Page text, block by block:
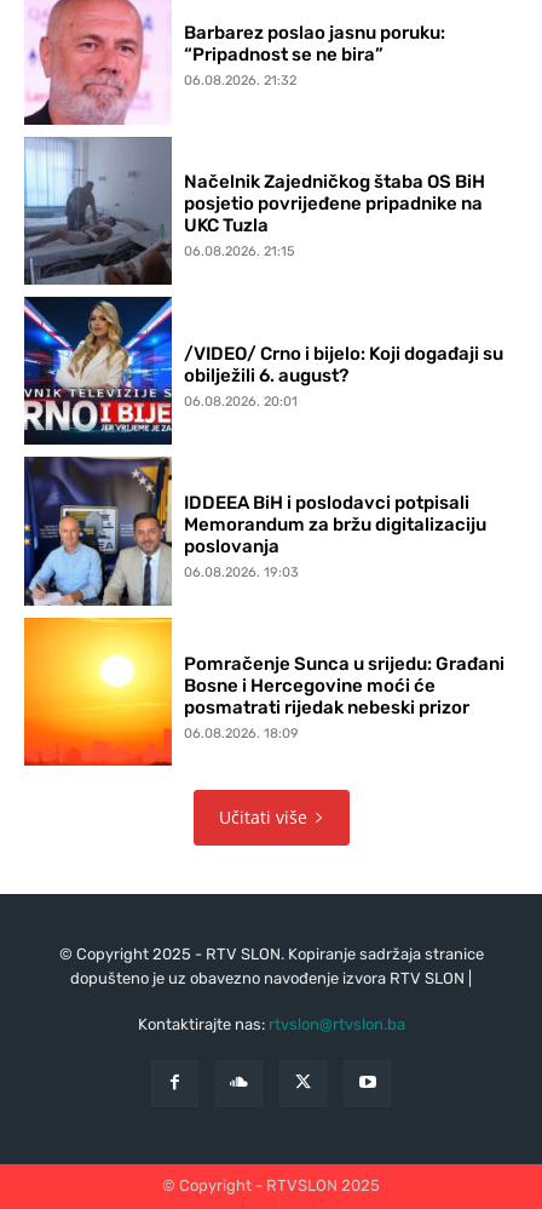
Barbarez poslao jasnu poruku:
“Pripadnost se ne bira”
06.08.2026. 21:32
Načelnik Zajedničkog štaba OS BiH
posjetio povrijeđene pripadnike na
UKC Tuzla
06.08.2026. 21:15
/VIDEO/ Crno i bijelo: Koji događaji su
obilježili 6. august?
06.08.2026. 20:01
IDDEEA BiH i poslodavci potpisali
Memorandum za bržu digitalizaciju
poslovanja
06.08.2026. 19:03
Pomračenje Sunca u srijedu: Građani
Bosne i Hercegovine moći će
posmatrati rijedak nebeski prizor
06.08.2026. 18:09
Učitati više
© Copyright 2025 - RTV SLON. Kopiranje sadržaja stranice
dopušteno je uz obavezno navođenje izvora RTV SLON |
Kontaktirajte nas: rtvslon@rtvslon.ba
© Copyright - RTVSLON 2025